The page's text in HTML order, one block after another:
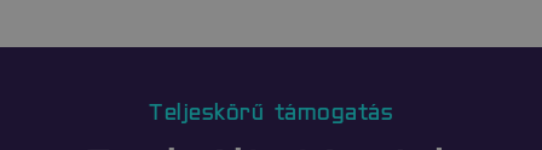
Teljeskörű támogatás